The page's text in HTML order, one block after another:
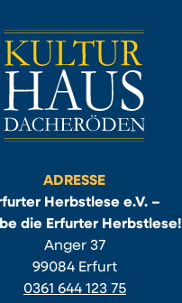
ADRESSE
Herbstlese e.V. –
die Erfurter Herbstlese!
Anger 37
99084 Erfurt
0361 644 123 75